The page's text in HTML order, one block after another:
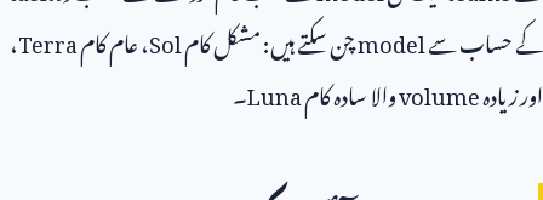
سےmodelچن سکتے ہیں: مشکل کامSol، عام کامTerra،
volumeوالا سادہ کامLuna۔